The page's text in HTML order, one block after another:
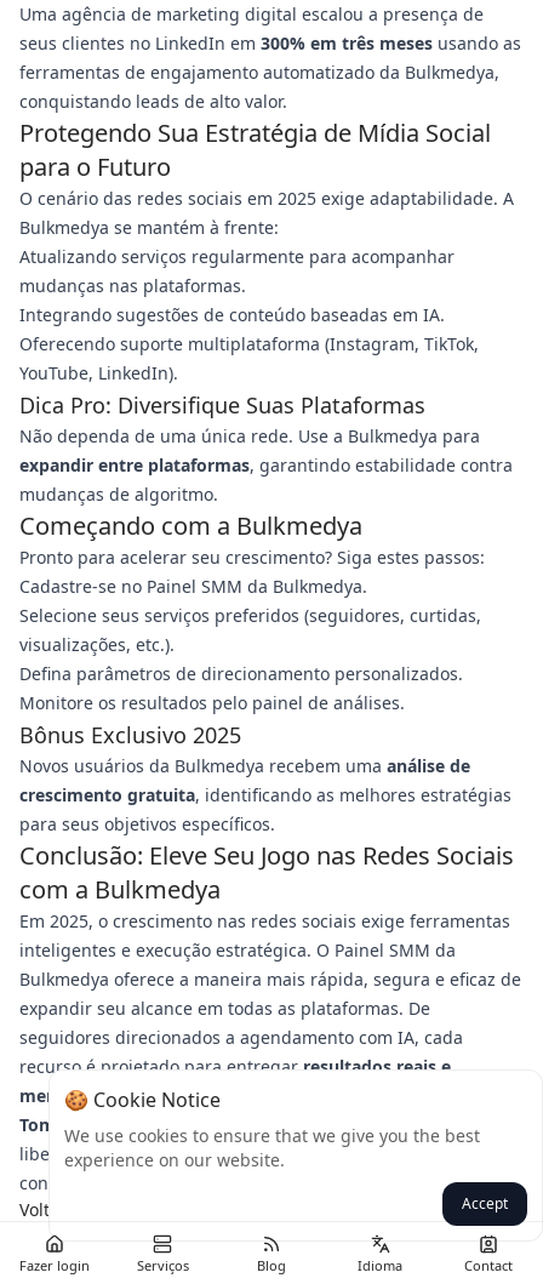
Fazer login Serviços Blog Idioma Contact
Uma agência de marketing digital escalou a presença de
seus clientes no LinkedIn em 300% em três meses usando as
ferramentas de engajamento automatizado da Bulkmedya,
conquistando leads de alto valor.
Protegendo Sua Estratégia de Mídia Social
para o Futuro
O cenário das redes sociais em 2025 exige adaptabilidade. A
Bulkmedya se mantém à frente:
Atualizando serviços regularmente para acompanhar
mudanças nas plataformas.
Integrando sugestões de conteúdo baseadas em IA.
Oferecendo suporte multiplataforma (Instagram, TikTok,
YouTube, LinkedIn).
Dica Pro: Diversifique Suas Plataformas
Não dependa de uma única rede. Use a Bulkmedya para
expandir entre plataformas, garantindo estabilidade contra
mudanças de algoritmo.
Começando com a Bulkmedya
Pronto para acelerar seu crescimento? Siga estes passos:
Cadastre-se no Painel SMM da Bulkmedya.
Selecione seus serviços preferidos (seguidores, curtidas,
visualizações, etc.).
Defina parâmetros de direcionamento personalizados.
Monitore os resultados pelo painel de análises.
Bônus Exclusivo 2025
Novos usuários da Bulkmedya recebem uma análise de
crescimento gratuita, identificando as melhores estratégias
para seus objetivos específicos.
Conclusão: Eleve Seu Jogo nas Redes Sociais
com a Bulkmedya
Em 2025, o crescimento nas redes sociais exige ferramentas
inteligentes e execução estratégica. O Painel SMM da
Bulkmedya oferece a maneira mais rápida, segura e eficaz de
expandir seu alcance em todas as plataformas. De
seguidores direcionados a agendamento com IA, cada
recurso é projetado para entregar resultados reais e
mensuráveis.
Tome uma atitude hoje:
Visite o site da Bulkmedya para
liberar seu potencial nas redes sociais e ficar à frente da
concorrência!
Voltar
🍪 Cookie Notice
We use cookies to ensure that we give you the best
experience on our website.
Accept